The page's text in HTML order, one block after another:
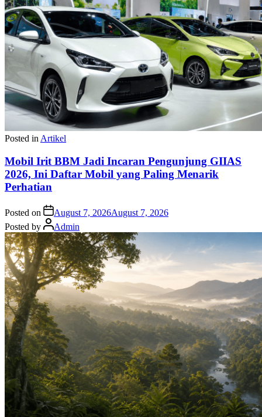
Posted in Artikel
Mobil Irit BBM Jadi Incaran Pengunjung GIIAS
2026, Ini Daftar Mobil yang Paling Menarik
Perhatian
Posted on August 7, 2026August 7, 2026
Posted by
Admin